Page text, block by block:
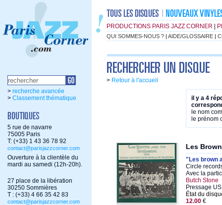
PRODUCTIONS PARIS JAZZ CORNER
QUI SOMMES-NOUS ? | AIDE/GLOSSAIRE |
> recherche avancée
> Classement thématique
5 rue de navarre
75005 Paris
T: (+33) 1 43 36 78 92
contact@parisjazzcorner.com
Ouverture à la clientèle du
mardi au samedi (12h-20h).
27 place de la libération
30250 Sommières
T : (+33) 4 66 35 42 83
contact@parisjazzcorner.com
> Retour à l'accueil
il y a 4
le nom
le prénom
Les Brown
"Les brown
Circle
Avec la
Butch Stone
Pressage
État du
12.00 €